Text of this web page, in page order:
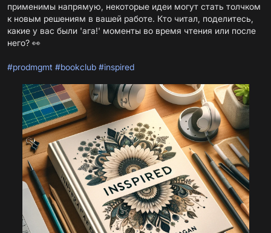
применимы напрямую, некоторые идеи могут стать толчком
к новым решениям в вашей работе. Кто читал, поделитесь,
какие у вас были 'ага!' моменты во время чтения или после
него? 👀
#prodmgmt #bookclub #inspired